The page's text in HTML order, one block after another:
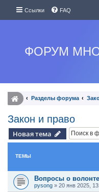
Ссылки FAQ
ФОРУМ
Разделы форума
Закон и право
Новая тема
ТЕМЫ
Вопросы о
pysong » 20 янв 2025,